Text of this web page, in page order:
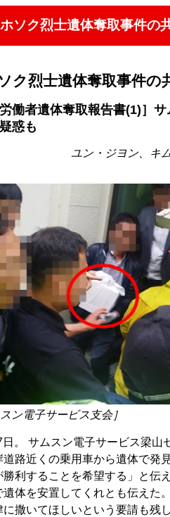
ソク烈士遺体奪取事件の
ク烈士遺体奪取事件の
労働者遺体奪取報告書(1)］
惑も
ユン・ジヨン、キ
ン電子サービス支会］
。 サムスン電子サービス梁山
道路近くの乗用車から遺体で発
勝利することを希望する」と伝
遺体を安置してくれとも伝えた
に撒いてほしいという要請も残